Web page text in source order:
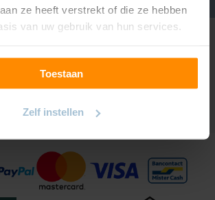
ze heeft verstrekt of die ze hebben
van uw gebruik van hun services.
Toestaan
Zelf instellen
hoe inhuis plaza je gegevens